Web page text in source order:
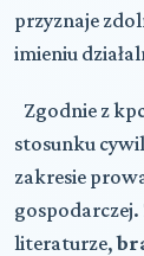
przyznaje
imieniu
Zgodnie z
stosunku
zakresie
literaturze,